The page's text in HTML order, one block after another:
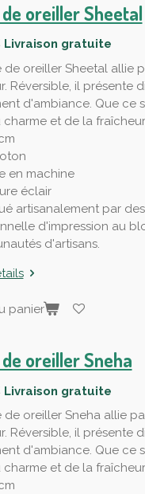
de oreiller Sheetal
Livraison gratuite
de oreiller Sheetal
Réversible, il présente
d'ambiance. Que ce
charme et de la
en machine
éclair
artisanalement par
d'impression au
d'artisans.
panier
oreiller Sneha
Livraison gratuite
de oreiller Sneha allie
Réversible, il présente
d'ambiance. Que ce
charme et de la